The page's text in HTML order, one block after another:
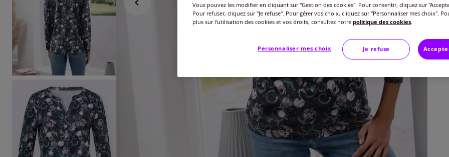
44
46
Vous pouvez les modifier en cliquant sur "Gestion des cookies". Pour consentir, cliquez sur
Pour refuser, cliquez sur "Je refuse". Pour gérer vos choix, cliquez sur "Personnaliser mes choix".
plus sur l'utilisation des cookies et vos droits, consultez notre politique des cookies
Personnaliser mes choix Je refuse